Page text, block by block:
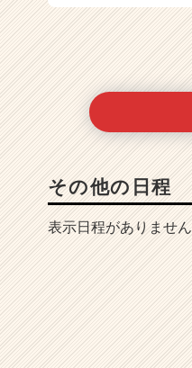
その他の日程
表示日程がありません